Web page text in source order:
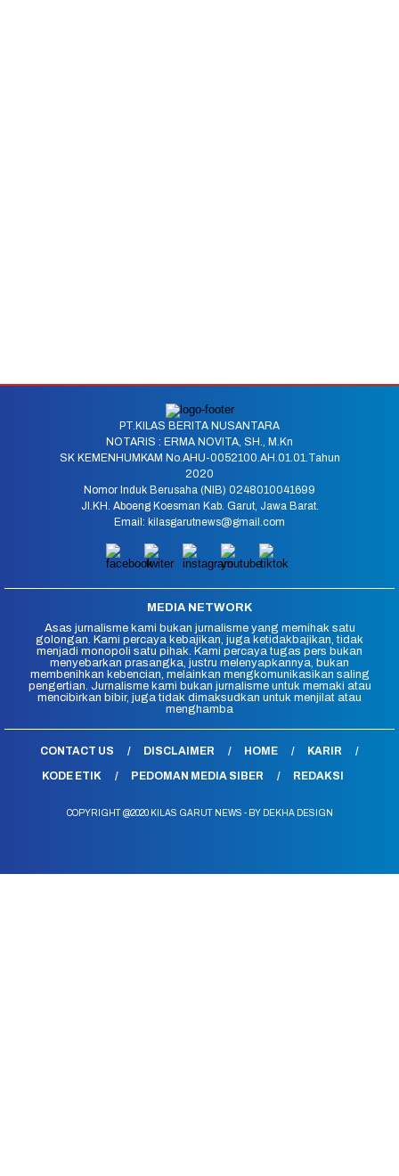
PT.KILAS BERITA NUSANTARA
NOTARIS : ERMA NOVITA, SH., M.Kn
SK KEMENHUMKAM No.AHU-0052100.AH.01.01.Tahun
2020
Nomor Induk Berusaha (NIB) 0248010041699
Jl.KH. Aboeng Koesman Kab. Garut, Jawa Barat.
Email: kilasgarutnews@gmail.com
MEDIA NETWORK
Asas jurnalisme kami bukan jurnalisme yang memihak satu
golongan. Kami percaya kebajikan, juga ketidakbajikan, tidak
menjadi monopoli satu pihak. Kami percaya tugas pers bukan
menyebarkan prasangka, justru melenyapkannya, bukan
membenihkan kebencian, melainkan mengkomunikasikan saling
pengertian. Jurnalisme kami bukan jurnalisme untuk memaki atau
mencibirkan bibir, juga tidak dimaksudkan untuk menjilat atau
menghamba
CONTACT US DISCLAIMER HOME
KARIR
KODE ETIK
PEDOMAN MEDIA SIBER REDAKSI
COPYRIGHT @2020 KILAS GARUT NEWS - BY DEKHA DESIGN